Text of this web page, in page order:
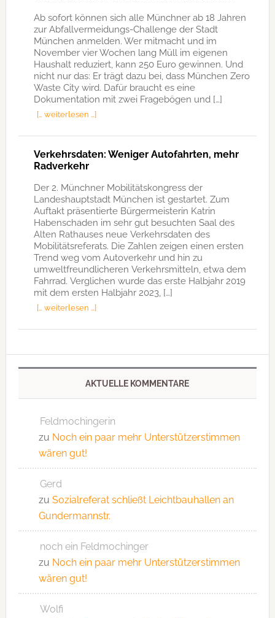
Ab sofort können sich alle Münchner ab 18 Jahren
zur Abfallvermeidungs-Challenge der Stadt
München anmelden. Wer mitmacht und im
November vier Wochen lang Müll im eigenen
Haushalt reduziert, kann 250 Euro gewinnen. Und
nicht nur das: Er trägt dazu bei, dass München Zero
Waste City wird. Dafür braucht es eine
Dokumentation mit zwei Fragebögen und […]
[… weiterlesen …]
Verkehrsdaten: Weniger Autofahrten, mehr
Radverkehr
Der 2. Münchner Mobilitätskongress der
Landeshauptstadt München ist gestartet. Zum
Auftakt präsentierte Bürgermeisterin Katrin
Habenschaden im sehr gut besuchten Saal des
Alten Rathauses neue Verkehrsdaten des
Mobilitätsreferats. Die Zahlen zeigen einen ersten
Trend weg vom Autoverkehr und hin zu
umweltfreundlicheren Verkehrsmitteln, etwa dem
Fahrrad. Verglichen wurde das erste Halbjahr 2019
mit dem ersten Halbjahr 2023, […]
[… weiterlesen …]
AKTUELLE KOMMENTARE
Feldmochingerin
zu Noch ein paar mehr Unterstützerstimmen
wären gut!
Gerd
zu Sozialreferat schließt Leichtbauhallen an
Gundermannstr.
noch ein Feldmochinger
zu Noch ein paar mehr Unterstützerstimmen
wären gut!
Wolfi